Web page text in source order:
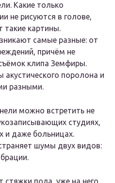
Какие только
не рисуются в голове,
картины.
самые разные: от
причём не
клипа Земфиры.
поролона и
разными.
можно встретить не
студиях,
и даже больницах.
шумы двух видов: